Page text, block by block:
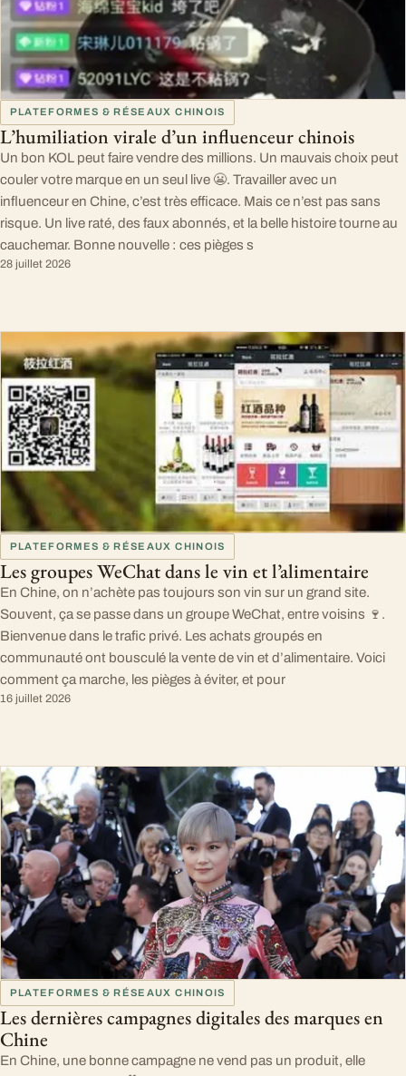
PLATEFORMES & RÉSEAUX CHINOIS
L’humiliation virale d’un influenceur chinois
Un bon KOL peut faire vendre des millions. Un mauvais choix peut
couler votre marque en un seul live 😬. Travailler avec un
influenceur en Chine, c’est très efficace. Mais ce n’est pas sans
risque. Un live raté, des faux abonnés, et la belle histoire tourne au
cauchemar. Bonne nouvelle : ces pièges s
28 juillet 2026
PLATEFORMES & RÉSEAUX CHINOIS
Les groupes WeChat dans le vin et l’alimentaire
En Chine, on n’achète pas toujours son vin sur un grand site.
Souvent, ça se passe dans un groupe WeChat, entre voisins 🍷.
Bienvenue dans le trafic privé. Les achats groupés en
communauté ont bousculé la vente de vin et d’alimentaire. Voici
comment ça marche, les pièges à éviter, et pour
16 juillet 2026
PLATEFORMES & RÉSEAUX CHINOIS
Les dernières campagnes digitales des marques en
Chine
En Chine, une bonne campagne ne vend pas un produit, elle